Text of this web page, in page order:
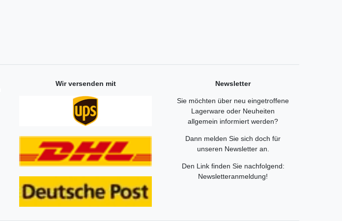
Wir versenden mit Newsletter
Sie möchten über neu eingetroffene
Lagerware oder Neuheiten
allgemein informiert werden?
Dann melden Sie sich doch für
unseren Newsletter an.
Den Link finden Sie nachfolgend:
Newsletteranmeldung!